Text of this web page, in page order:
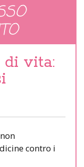
di vita:
contro i